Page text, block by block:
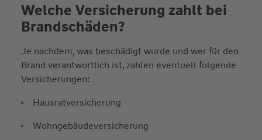
Welche Versicherung zahlt bei
Brandschäden?
Je nachdem, was beschädigt wurde und wer für den
Brand verantwortlich ist, zahlen eventuell folgende
Versicherungen:
Hausratversicherung
Wohngebäudeversicherung